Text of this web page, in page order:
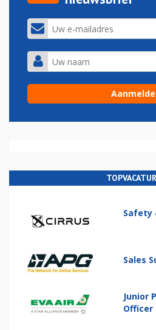
Safety
Sales
Junior
Officer